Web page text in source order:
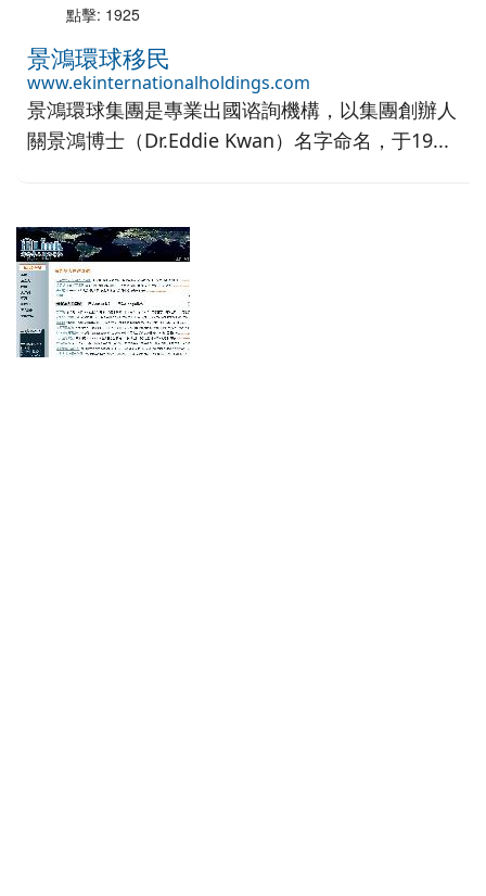
點擊: 1925
景鴻環球移民
www.ekinternationalholdings.com
景鴻環球集團是專業出國谘詢機構，以集團創辦人
關景鴻博士（Dr.Eddie Kwan）名字命名，于19...